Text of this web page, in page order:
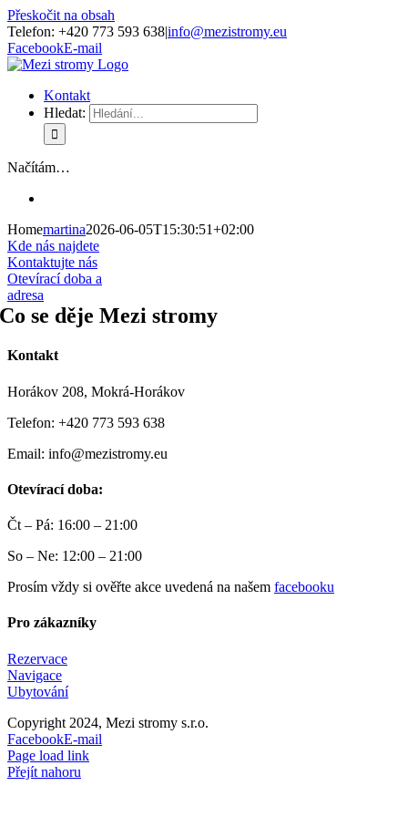
Přeskočit na obsah
Telefon: +420 773 593 638|info@mezistromy.eu
FacebookE-mail
Kontakt
Hledat:
Načítám…
Homemartina2026-06-05T15:30:51+02:00
Kde nás najdete
Kontaktujte nás
Otevírací doba a
adresa
Co se děje Mezi stromy
Kontakt
Horákov 208, Mokrá-Horákov
Telefon: +420 773 593 638
Email: info@mezistromy.eu
Otevírací doba:
Čt – Pá: 16:00 – 21:00
So – Ne: 12:00 – 21:00
Prosím vždy si ověřte akce uvedená na našem facebooku
Pro zákazníky
Rezervace
Navigace
Ubytování
Copyright 2024, Mezi stromy s.r.o.
FacebookE-mail
Page load link
Přejít nahoru